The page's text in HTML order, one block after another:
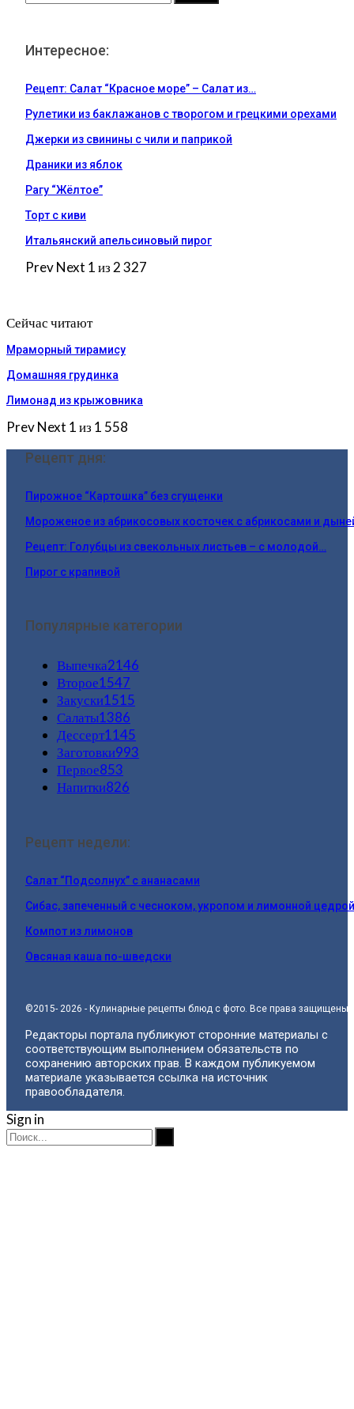
Интересное:
Рецепт: Салат “Красное море” – Салат из…
Рулетики из баклажанов с творогом и грецкими орехами
Джерки из свинины с чили и паприкой
Драники из яблок
Рагу “Жёлтое”
Торт с киви
Итальянский апельсиновый пирог
PrevNext 1 из 2 327
Сейчас читают
Мраморный тирамису
Домашняя грудинка
Лимонад из крыжовника
PrevNext 1 из 1 558
Рецепт дня:
Пирожное “Картошка” без сгущенки
Мороженое из абрикосовых косточек с абрикосами и
Рецепт: Голубцы из свекольных листьев – с молодой…
Пирог с крапивой
Популярные категории
Выпечка2146
Второе1547
Закуски1515
Салаты1386
Дессерт1145
Заготовки993
Первое853
Напитки826
Рецепт недели:
Салат “Подсолнух” с ананасами
Сибас, запеченный с чесноком, укропом и лимонной цедрой
Компот из лимонов
Овсяная каша по-шведски
©2015- 2026 - Кулинарные рецепты блюд с фото. Все права защищены.
Редакторы портала публикуют сторонние материалы с
соответствующим выполнением обязательств по
сохранению авторских прав. В каждом публикуемом
материале указывается ссылка на источник
правообладателя.
Sign in